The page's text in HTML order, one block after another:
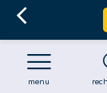
menu